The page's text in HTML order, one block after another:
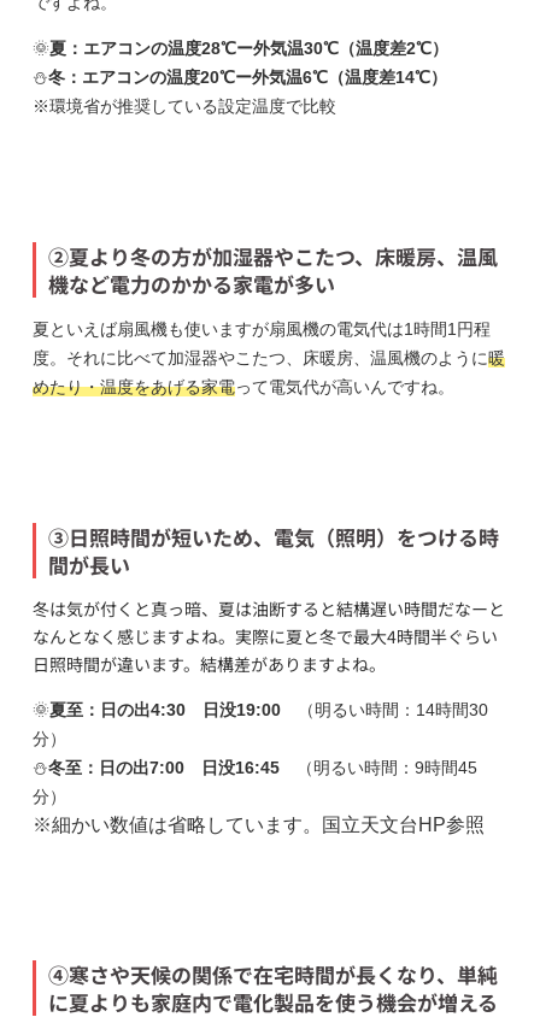
🌞夏：エアコンの温度28℃ー外気温30℃（温度差2℃）
⛄冬：エアコンの温度20℃ー外気温6℃（温度差14℃）
※環境省が推奨している設定温度で比較
②夏より冬の方が加湿器やこたつ、床暖房、温風
機など電力のかかる家電が多い
夏といえば扇風機も使いますが扇風機の電気代は1時間1円程
度。それに比べて加湿器やこたつ、床暖房、温風機のように暖
めたり・温度をあげる家電って電気代が高いんですね。
③日照時間が短いため、電気（照明）をつける時
間が長い
冬は気が付くと真っ暗、夏は油断すると結構遅い時間だなーと
なんとなく感じますよね。実際に夏と冬で最大4時間半ぐらい
日照時間が違います。結構差がありますよね。
🌞夏至：日の出4:30 日没19:00
（明るい時間：14時間30
分）
⛄冬至：日の出7:00 日没16:45
（明るい時間：9時間45
分）
※細かい数値は省略しています。国立天文台HP参照
④寒さや天候の関係で在宅時間が長くなり、単純
に夏よりも家庭内で電化製品を使う機会が増える